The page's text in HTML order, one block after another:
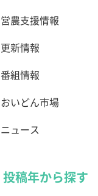
営農支援情報
更新情報
番組情報
おいどん市場
ニュース
投稿年から探す